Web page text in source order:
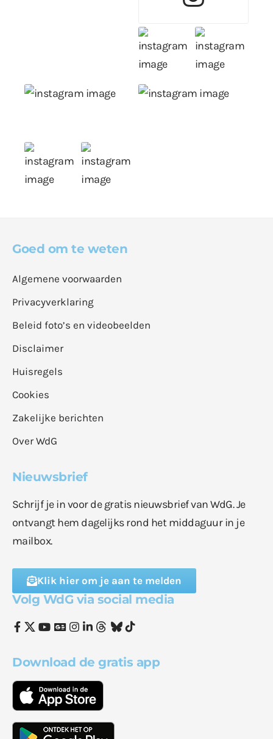
Goed om te weten
Algemene voorwaarden
Privacyverklaring
Beleid foto’s en videobeelden
Disclaimer
Huisregels
Cookies
Zakelijke berichten
Over WdG
Nieuwsbrief
Schrijf je in voor de gratis nieuwsbrief van WdG. Je
ontvangt hem dagelijks rond het middaguur in je
mailbox.
Klik hier om je aan te melden
Volg WdG via social media
Download de gratis app